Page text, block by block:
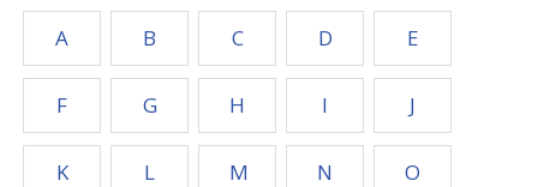
A B C D E
F G H I J
K L M N O